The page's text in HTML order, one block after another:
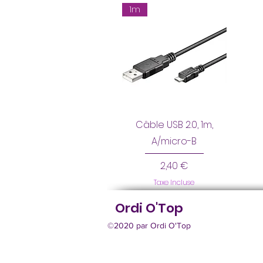
1m
Câble USB 2.0, 1m,
A/micro-B
Prix
2,40 €
Taxe Incluse
Ordi O'Top
©2020 par Ordi O'Top